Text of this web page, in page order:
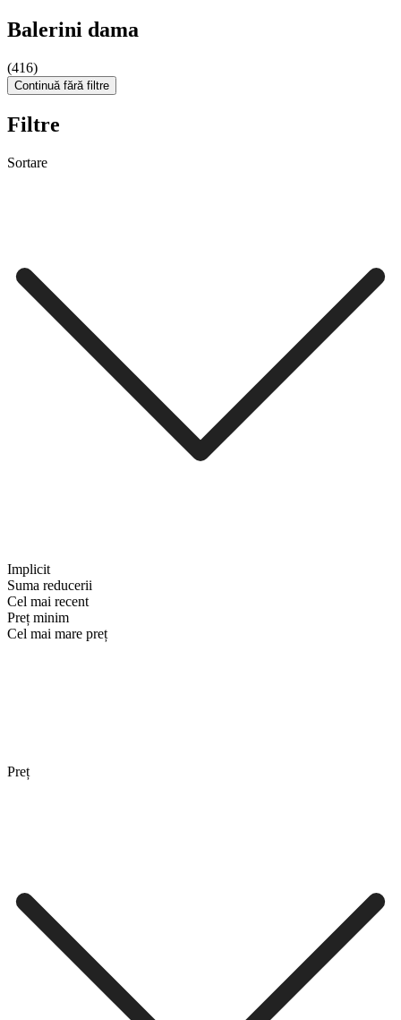
Balerini dama
(416)
Continuă fără filtre
Filtre
Sortare
Implicit
Suma reducerii
Cel mai recent
Preț minim
Cel mai mare preț
Preț